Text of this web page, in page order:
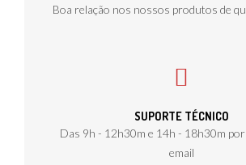
Boa relação nos nossos produtos de
SUPORTE TÉCNICO
Das 9h - 12h30m e 14h - 18h30m
email